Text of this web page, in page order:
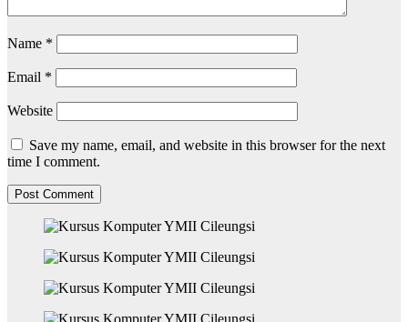
Name *
Email *
Website
Save my name, email, and website in this browser for the next
time I comment.